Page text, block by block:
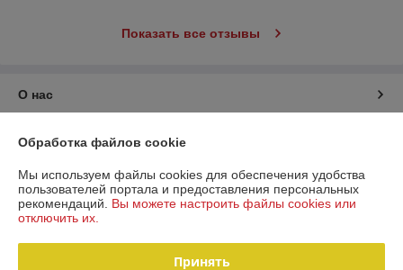
Показать все отзывы
О нас
Контакты
Доставка и оплата
График работы
Обработка файлов cookie
Мы используем файлы cookies для обеспечения удобства
пользователей портала и предоставления персональных
рекомендаций. Вы можете настроить файлы cookies или
отключить их.
Принять